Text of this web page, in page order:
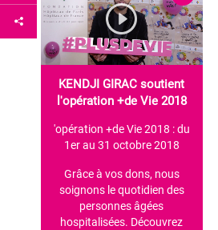
KENDJI GIRAC soutient
l'opération +de Vie 2018
'opération +de Vie 2018 : du
1er au 31 octobre 2018
Grâce à vos dons, nous
soignons le quotidien des
personnes âgées
hospitalisées. Découvrez